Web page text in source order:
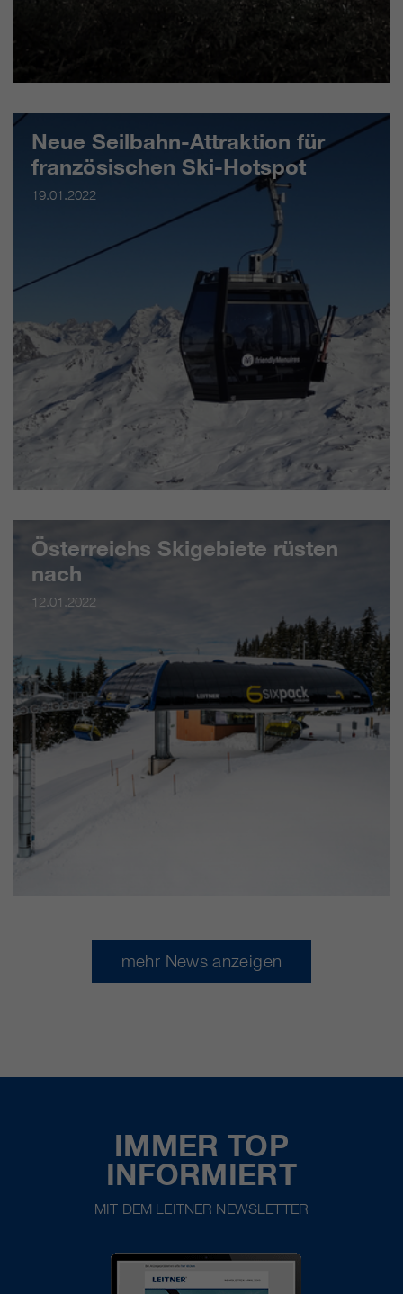
Neue Seilbahn-Attraktion für
französischen Ski-Hotspot
19.01.2022
Österreichs Skigebiete rüsten
nach
12.01.2022
mehr News anzeigen
IMMER TOP
INFORMIERT
MIT DEM LEITNER NEWSLETTER